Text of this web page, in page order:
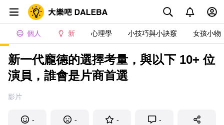
個人 新 心理學 小技巧與小訣竅 女孩小物
新一代龐德的選擇考量，與以下 10+ 位
演員，誰會是片商首選
影片
- - - -